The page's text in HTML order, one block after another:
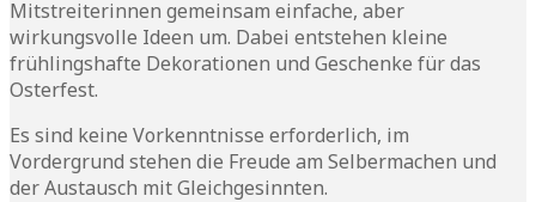
Mitstreiterinnen gemeinsam einfache, aber
wirkungsvolle Ideen um. Dabei entstehen kleine
frühlingshafte Dekorationen und Geschenke für das
Osterfest.
Es sind keine Vorkenntnisse erforderlich, im
Vordergrund stehen die Freude am Selbermachen und
der Austausch mit Gleichgesinnten.